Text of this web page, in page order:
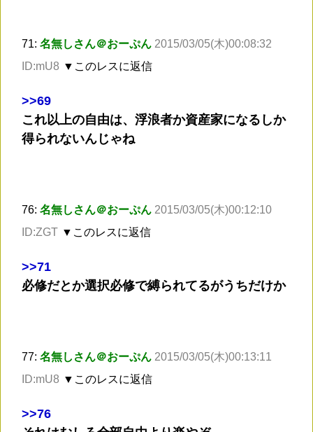
71: 名無しさん＠おーぷん 2015/03/05(木)00:08:32
ID:mU8 ▼このレスに返信
>>69
これ以上の自由は、浮浪者か資産家になるしか
得られないんじゃね
76: 名無しさん＠おーぷん 2015/03/05(木)00:12:10
ID:ZGT ▼このレスに返信
>>71
必修だとか選択必修で縛られてるがうちだけか
77: 名無しさん＠おーぷん 2015/03/05(木)00:13:11
ID:mU8 ▼このレスに返信
>>76